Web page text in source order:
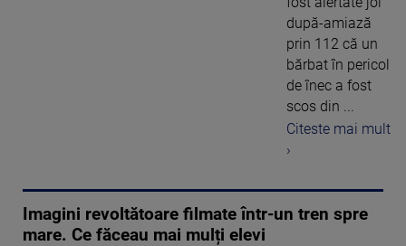
după-amiază
prin 112 că un
bărbat în pericol
de înec a fost
scos din ...
Citeste mai mult
›
Imagini revoltătoare filmate într-un tren spre
mare. Ce făceau mai mulți elevi